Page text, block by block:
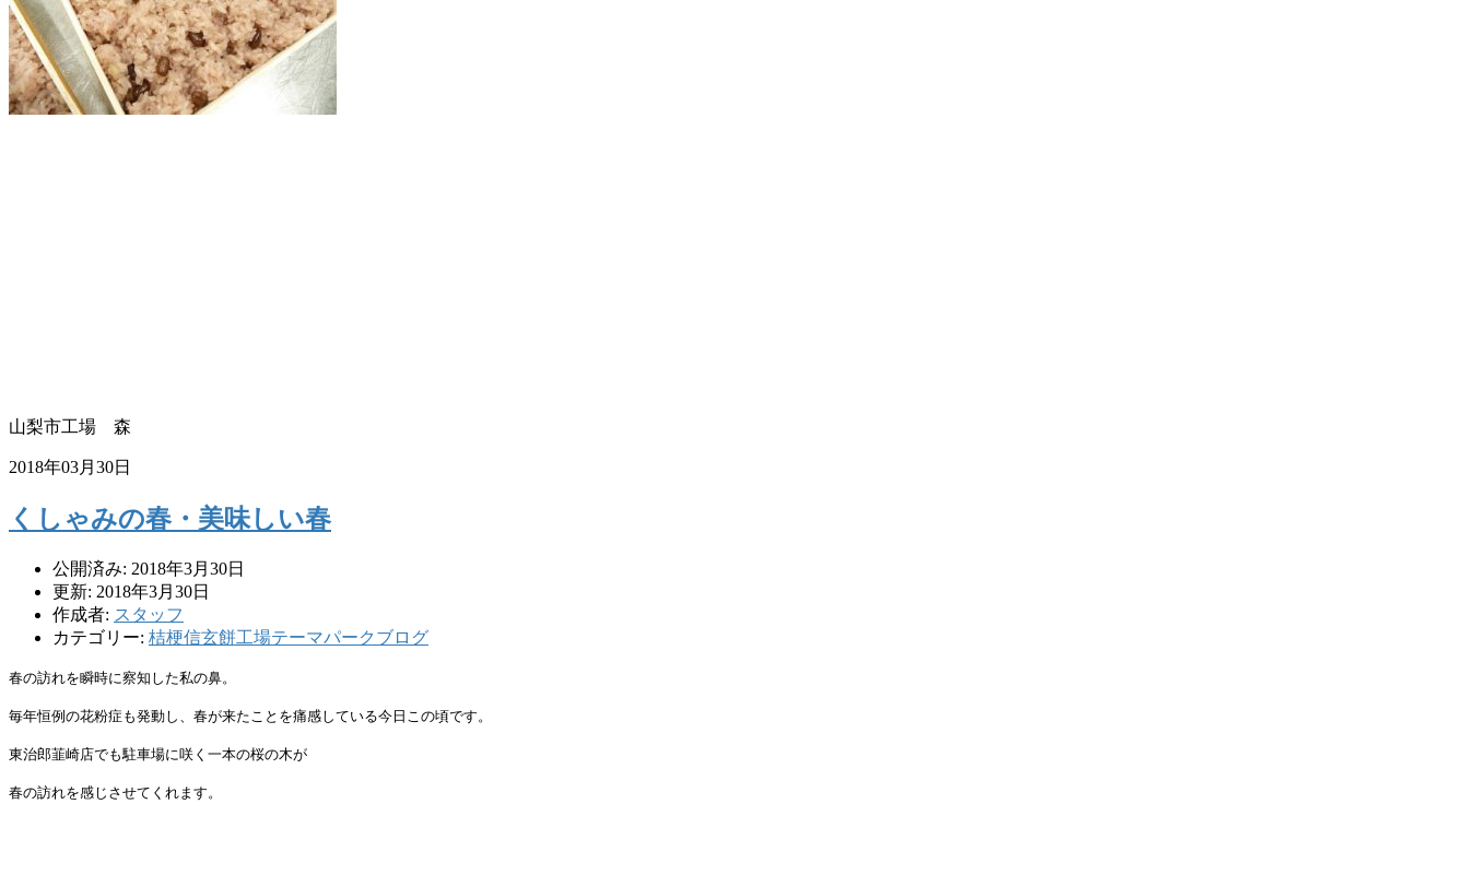
山梨市工場 森
2018年03月30日
くしゃみの春・美味しい春
公開済み: 2018年3月30日
更新: 2018年3月30日
作成者: スタッフ
カテゴリー: 桔梗信玄餅工場テーマパークブログ
春の訪れを瞬時に察知した私の鼻。
毎年恒例の花粉症も発動し、春が来たことを痛感している今日この頃です。
東治郎韮崎店でも駐車場に咲く一本の桜の木が
春の訪れを感じさせてくれます。